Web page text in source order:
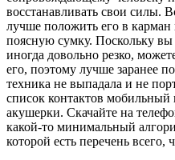
восстанавливать свои силы.
лучше положить его в
поясную сумку. Поскольку вы
иногда довольно резко,
его, поэтому лучше заранее
техника не выпадала и не
список контактов мобильный
акушерки. Скачайте на
какой-то минимальный
которой есть перечень